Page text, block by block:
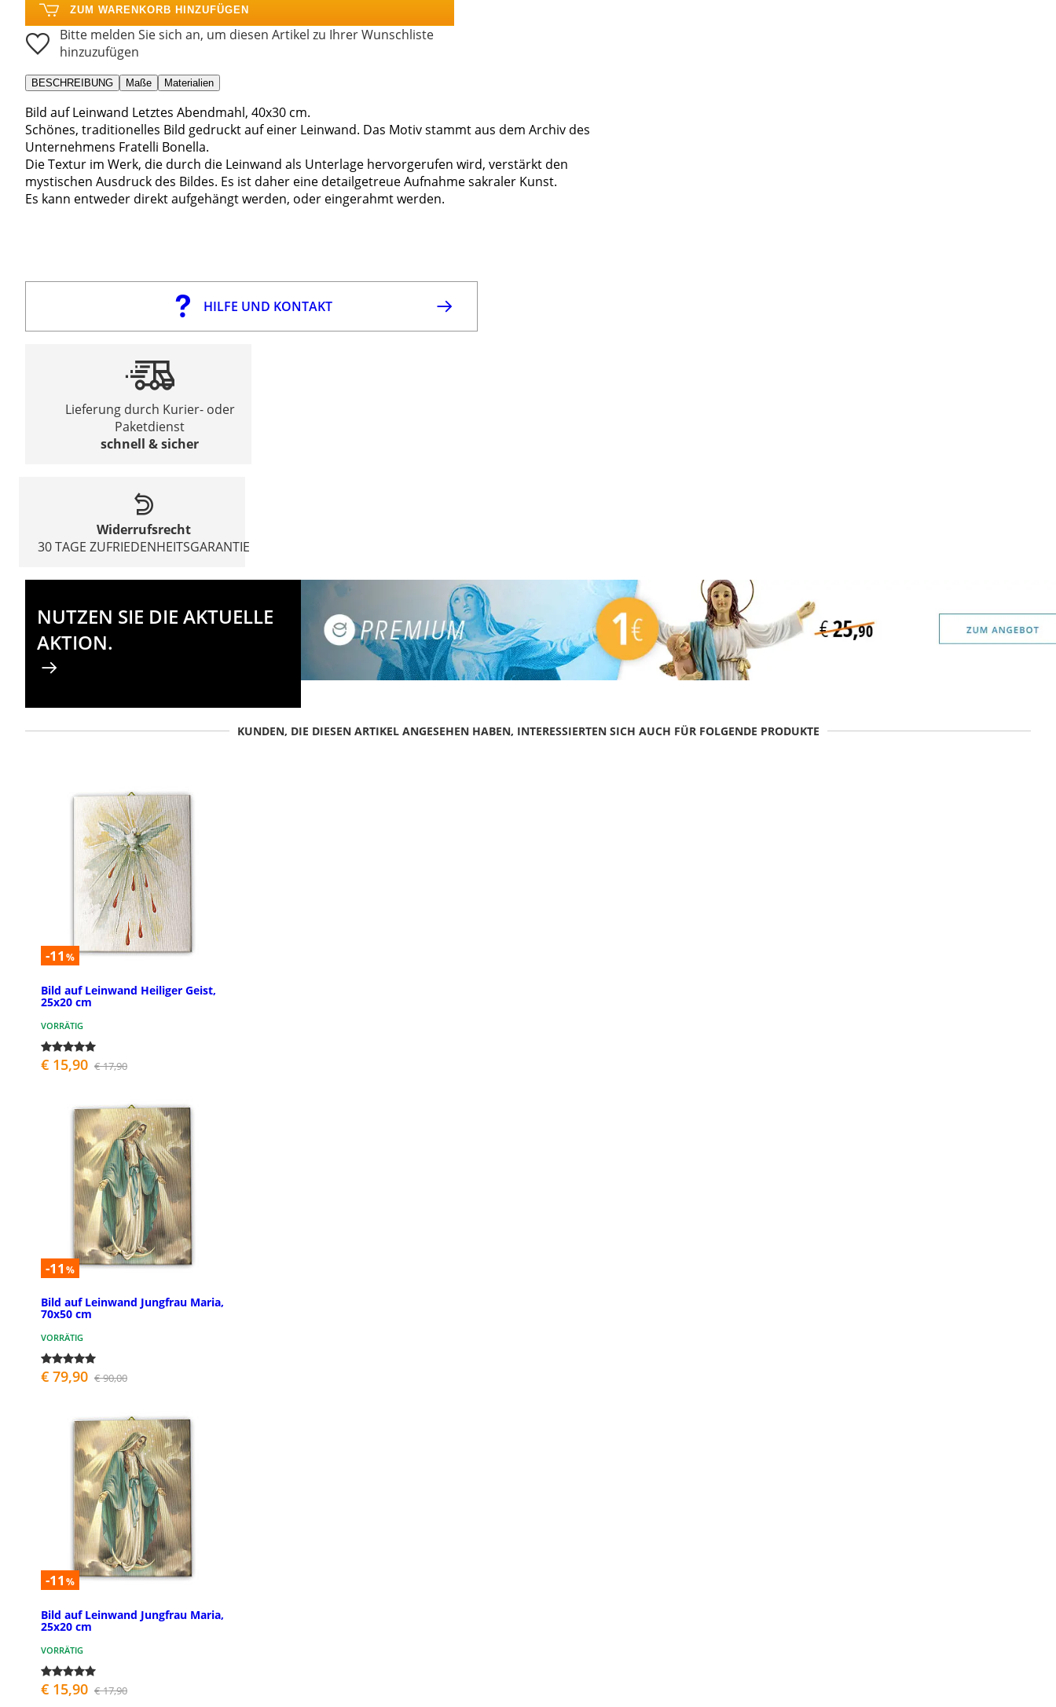
ZUM WARENKORB HINZUFÜGEN
Bitte melden Sie sich an, um diesen Artikel zu Ihrer Wunschliste
hinzuzufügen
BESCHREIBUNG Maße Materialien
Bild auf Leinwand Letztes Abendmahl, 40x30 cm.
Schönes, traditionelles Bild gedruckt auf einer Leinwand. Das Motiv stammt aus dem Archiv des
Unternehmens Fratelli Bonella.
Die Textur im Werk, die durch die Leinwand als Unterlage hervorgerufen wird, verstärkt den
mystischen Ausdruck des Bildes. Es ist daher eine detailgetreue Aufnahme sakraler Kunst.
Es kann entweder direkt aufgehängt werden, oder eingerahmt werden.
HILFE UND KONTAKT
Lieferung durch Kurier- oder
Paketdienst
schnell & sicher
Widerrufsrecht
30 TAGE ZUFRIEDENHEITSGARANTIE
NUTZEN SIE DIE AKTUELLE
AKTION.
KUNDEN, DIE DIESEN ARTIKEL ANGESEHEN HABEN, INTERESSIERTEN SICH AUCH FÜR FOLGENDE PRODUKTE
-11 %
Bild auf Leinwand Heiliger Geist,
25x20 cm
VORRÄTIG
€ 15,90 € 17,90
-11 %
Bild auf Leinwand Jungfrau Maria,
70x50 cm
VORRÄTIG
€ 79,90 € 90,00
-11 %
Bild auf Leinwand Jungfrau Maria,
25x20 cm
VORRÄTIG
€ 15,90 € 17,90